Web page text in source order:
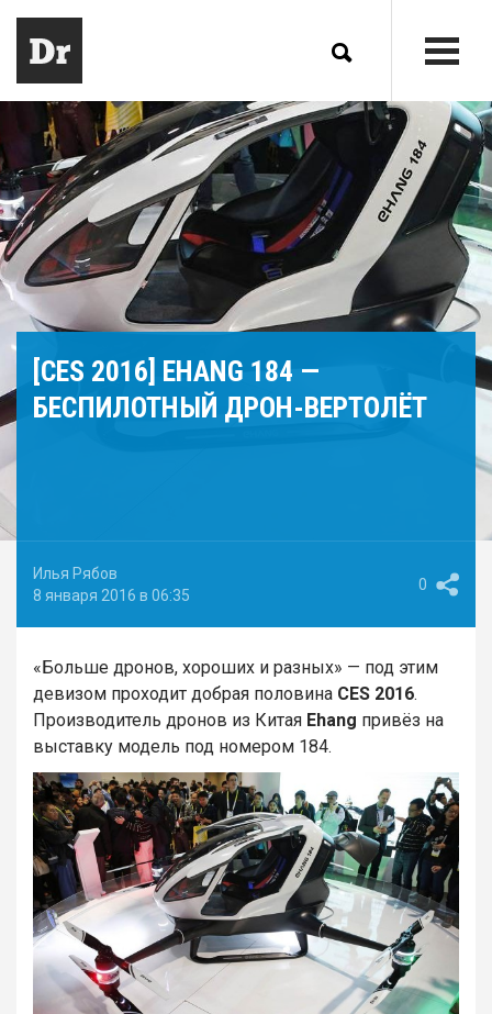
[CES 2016] EHANG 184 —
БЕСПИЛОТНЫЙ ДРОН-ВЕРТОЛЁТ
Илья Рябов
8 января 2016 в 06:35
0
«Больше дронов, хороших и разных» — под этим
девизом проходит добрая половина CES 2016.
Производитель дронов из Китая Ehang привёз на
выставку модель под номером 184.